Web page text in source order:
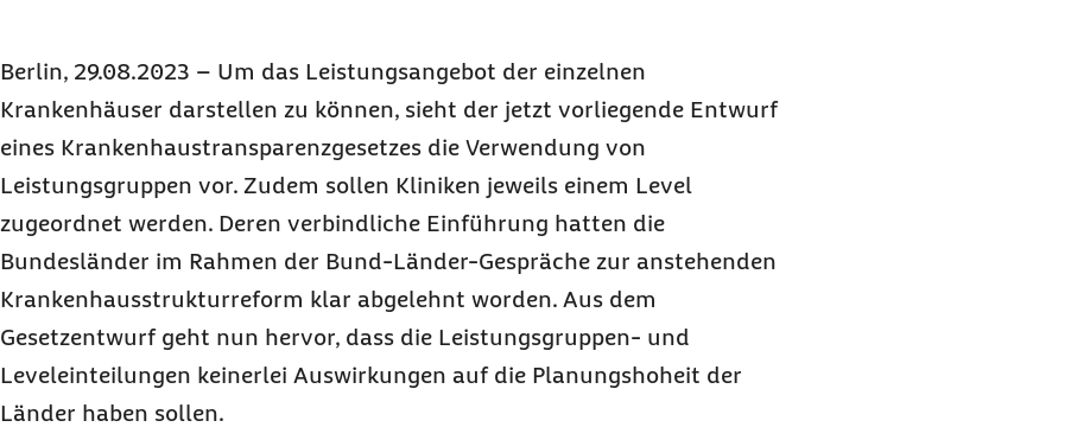
Berlin, 29.08.2023 – Um das Leistungsangebot der einzelnen
Krankenhäuser darstellen zu können, sieht der jetzt vorliegende Entwurf
eines Krankenhaustransparenzgesetzes die Verwendung von
Leistungsgruppen vor. Zudem sollen Kliniken jeweils einem Level
zugeordnet werden. Deren verbindliche Einführung hatten die
Bundesländer im Rahmen der Bund-Länder-Gespräche zur anstehenden
Krankenhausstrukturreform klar abgelehnt worden. Aus dem
Gesetzentwurf geht nun hervor, dass die Leistungsgruppen- und
Leveleinteilungen keinerlei Auswirkungen auf die Planungshoheit der
Länder haben sollen.